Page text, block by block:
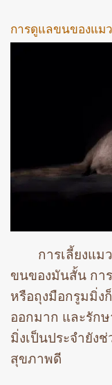
การดูแลขนของแม
การเลี้ยงแม
ขนของมันสั้น กา
หรือถุงมือกรูมมิ่ง
ออกมาก และรัก
มิ่งเป็นประจำยัง
สุขภาพดี